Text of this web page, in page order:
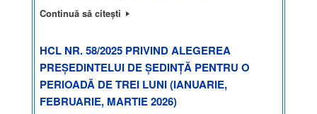
Continuă să citești
HCL NR. 58/2025 PRIVIND ALEGEREA
PREȘEDINTELUI DE ȘEDINȚĂ PENTRU O
PERIOADĂ DE TREI LUNI (IANUARIE,
FEBRUARIE, MARTIE 2026)